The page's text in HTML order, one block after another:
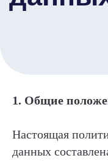
1. Общие
Настоящая
данных